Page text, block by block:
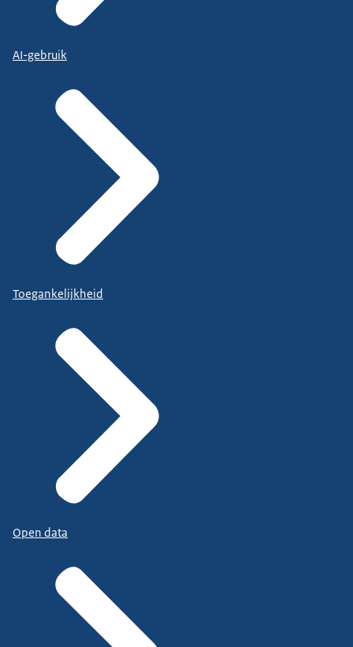
AI-gebruik
Toegankelijkheid
Open data